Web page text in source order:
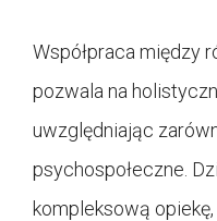
Współpraca między
pozwala na
uwzględniając
psychospołeczne.
kompleksową